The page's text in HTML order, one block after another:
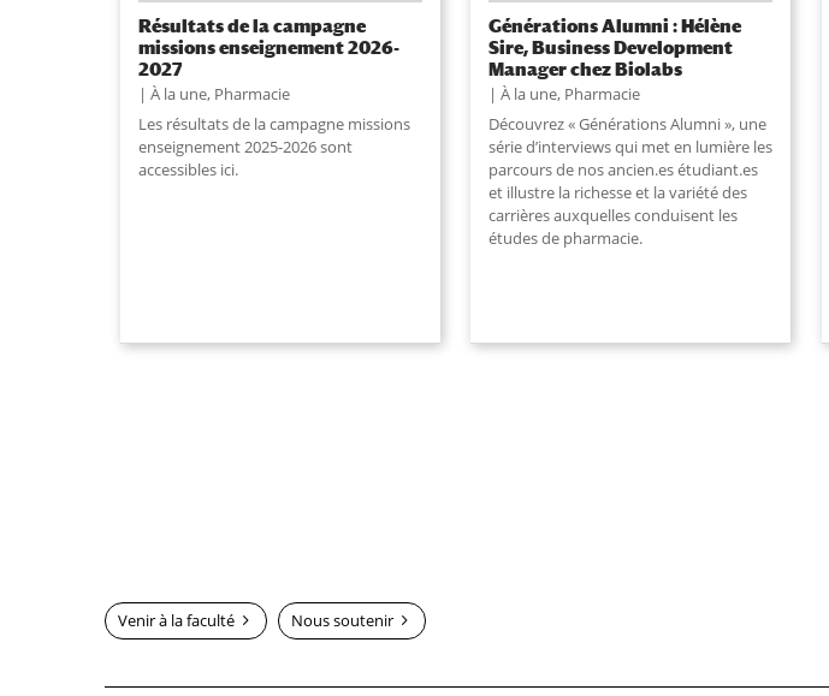
Résultats de la campagne
missions enseignement 2026-
2027
À la une, Pharmacie
Les résultats de la campagne missions
enseignement 2025-2026 sont
accessibles ici.
Générations Alumni : Hélène
Sire, Business Development
Manager chez Biolabs
À la une, Pharmacie
Découvrez « Générations Alumni », une
série d’interviews qui met en lumière les
parcours de nos ancien.es étudiant.es
et illustre la richesse et la variété des
carrières auxquelles conduisent les
études de pharmacie.
Venir à la faculté Nous soutenir